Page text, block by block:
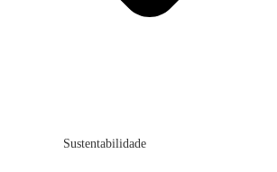
Sustentabilidade